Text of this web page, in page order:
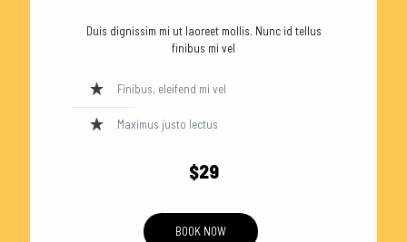
Duis dignissim mi ut laoreet mollis. Nunc id tellus
finibus mi vel
Finibus, eleifend mi vel
Maximus justo lectus
$29
BOOK NOW